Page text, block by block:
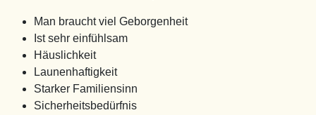
Man braucht viel Geborgenheit
Ist sehr einfühlsam
Häuslichkeit
Launenhaftigkeit
Starker Familiensinn
Sicherheitsbedürfnis